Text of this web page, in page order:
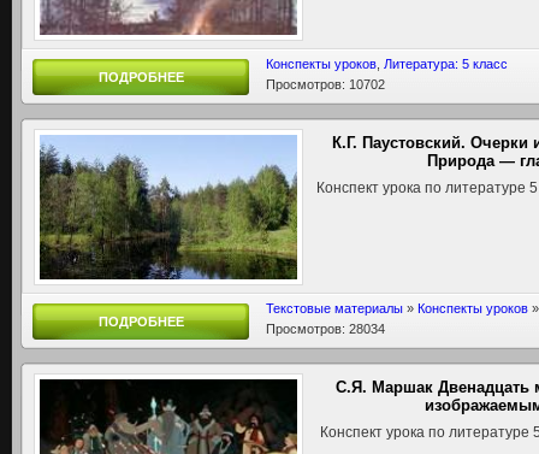
ПОДРОБНЕЕ
Конспекты уроков Литература: 5 класс
Просмотров: 10702
К.Г. Паустовский.
Природа —
Конспект урока по литературе
ПОДРОБНЕЕ
Текстовые материалы » Конспекты уроков
Просмотров: 28034
С.Я. Маршак Двенадцать
Конспект урока по литературе